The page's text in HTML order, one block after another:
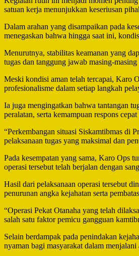
satuan kerja menunjukkan keseriusan
Dalam arahan yang disampaikan pada
menegaskan bahwa hingga saat ini,
Menurutnya, stabilitas keamanan yang
tugas dan tanggung jawab masing-
Meski kondisi aman telah tercapai, Karo
profesionalisme dalam setiap langkah
Ia juga mengingatkan bahwa tantangan
peralatan, serta kemampuan respons
“Perkembangan situasi Siskamtibmas di
pelaksanaan tugas yang maksimal dan
Pada kesempatan yang sama, Karo Ops
operasi tersebut telah berjalan dengan
Hasil dari pelaksanaan operasi tersebut
penurunan angka kejahatan serta
“Operasi Pekat Otanaha yang telah
salah satu faktor pemicu gangguan
Selain berdampak pada penindakan
nyaman bagi masyarakat dalam